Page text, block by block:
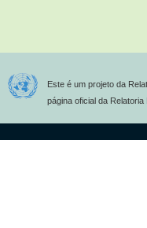
Este é um projeto da
página oficial da